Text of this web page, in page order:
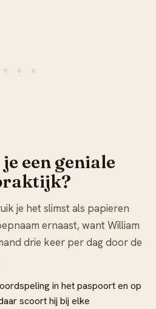
een geniale
je het slimst als papieren
ernaast, want William
drie keer per dag door de
in het paspoort en op
scoort hij bij elke